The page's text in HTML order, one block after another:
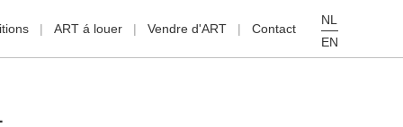
NL
EN
ART á louer Vendre d'ART Contact